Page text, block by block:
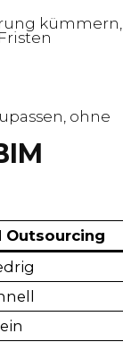
kümmern,
ohne
Outsourcing